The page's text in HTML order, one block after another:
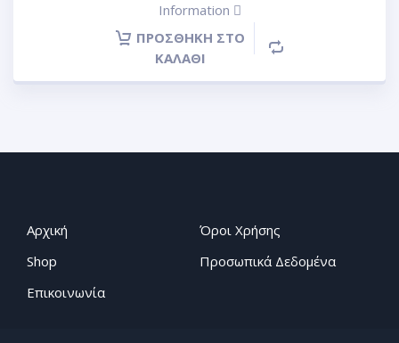
Information
ΠΡΟΣΘΉΚΗ ΣΤΟ
ΚΑΛΆΘΙ
Αρχική
Shop
Επικοινωνία
Όροι Χρήσης
Προσωπικά Δεδομένα